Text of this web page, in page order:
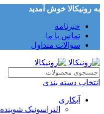
به رونیکالا خوش آمدید
خبرنامه
تماس با ما
سوالات متداول
انتخاب دسته بندی
آبکاری
التراسونیک شوینده